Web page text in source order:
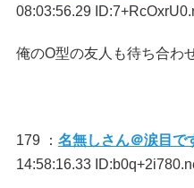
08:03:56.29
俺のO型の友人も待ち合わ
179 ： 名無しさん＠涙目で
14:58:16.33